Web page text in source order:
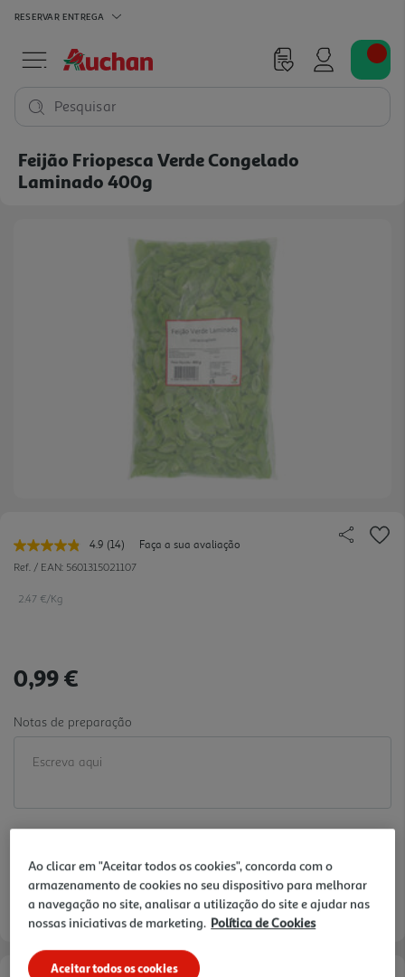
RESERVAR ENTREGA
Pesquisar
Feijão Friopesca Verde Congelado
Laminado 400g
4.9 Leu
14
(14)
Faça a sua avaliação
Ref. / EAN: 5601315021107
2.47 €/Kg
0,99 €
Notas de preparação
Ao clicar em "Aceitar todos os cookies", concorda com o
armazenamento de cookies no seu dispositivo para melhorar
a navegação no site, analisar a utilização do site e ajudar nas
nossas iniciativas de marketing. Política de Cookies
Aceitar todos os cookies